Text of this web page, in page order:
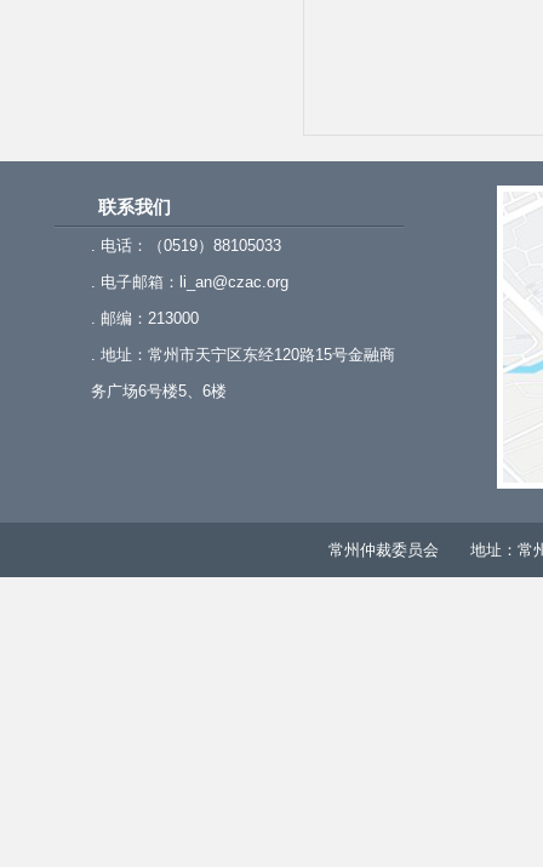
联系我们
. 电话：（0519）88105033
. 电子邮箱：li_an@czac.org
. 邮编：213000
. 地址：常州市天宁区东经120路15号金融商
务广场6号楼5、6楼
常州仲裁委员会 地址：常州